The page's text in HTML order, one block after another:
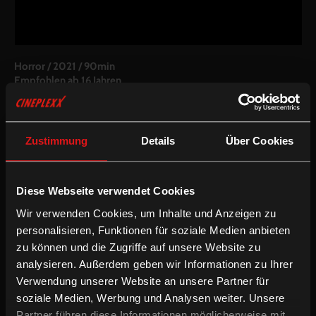
Zustimmung Details Über Cookies
Diese Webseite verwendet Cookies
Wir verwenden Cookies, um Inhalte und Anzeigen zu
personalisieren, Funktionen für soziale Medien anbieten
zu können und die Zugriffe auf unsere Website zu
analysieren. Außerdem geben wir Informationen zu Ihrer
Verwendung unserer Website an unsere Partner für
soziale Medien, Werbung und Analysen weiter. Unsere
Horror / 2021 / 90min
Empfohlen ab 16 Jahren
Regie:Johannes Grenzfurthner
Drehbuch:Johannes Grenzfurthner, Samantha Lienhard
Florian Hofer
Schnitt:Johannes Grenzfurthner, Florian Hofer
Rose u. a.
Fassung:
Englische OV (optional mit deUT und enUT)
Weitere Filme von Johannes Grenzfurthner:Razzennest
Drama/ Horror Thriller